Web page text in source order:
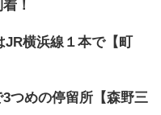
！
横浜線１本で【町
つめの停留所【森野三